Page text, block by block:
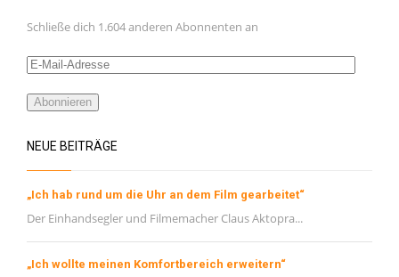
Schließe dich 1.604 anderen Abonnenten an
E-
Adresse
Abonnieren
NEUE BEITRÄGE
„Ich hab rund um die Uhr an dem Film gearbeitet“
Der Einhandsegler und Filmemacher Claus Aktopra...
„Ich wollte meinen Komfortbereich erweitern“